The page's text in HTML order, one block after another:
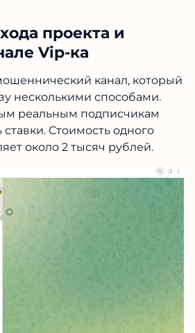
проекта и
Vip-ка
канал, который
несколькими способами.
реальным подписчикам
Стоимость одного
около 2 тысяч рублей.